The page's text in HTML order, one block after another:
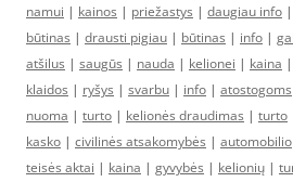
namui | kainos | priežastys | daugiau info |
būtinas | drausti pigiau | būtinas | info |
atšilus | saugūs | nauda | kelionei | kaina |
klaidos | ryšys | svarbu | info | atostogoms
nuoma | turto | kelionės draudimas | turto
kasko | civilinės atsakomybės | automobilio
teisės aktai | kaina | gyvybės | kelionių |